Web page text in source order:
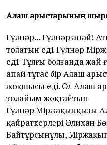
Алаш арыстарының
Гүлнәр… Гүлнәр апай!
толатын еді. Гүлнәр
еді. Тұяғы болғанда жай
апай тұтас бір Алаш
жоқшысы еді. Ол Алаш
толайым жоқтайтын.
Гүлнәр Міржақыпқызы
қайраткерлері Әлихан
Байтұрсынұлы,